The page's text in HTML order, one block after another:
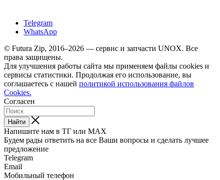
Telegram
WhatsApp
© Futura Zip, 2016–2026 — сервис и запчасти UNOX. Все
права защищены.
Для улучшения работы сайта мы применяем файлы cookies и
сервисы статистики. Продолжая его использование, вы
соглашаетесь с нашей политикой использования файлов
Cookies.
Согласен
Найти
Напишите нам в ТГ или MAX
Будем рады ответить на все Ваши вопросы и сделать лучшее
предложение
Telegram
Email
Мобильный телефон